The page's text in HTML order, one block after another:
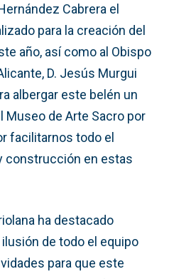
Cabrera el
para la creación del
año, así como al Obispo
D. Jesús Murgui
albergar este belén un
Museo de Arte Sacro por
facilitarnos todo el
construcción en estas
ha destacado
de todo el equipo
para que este